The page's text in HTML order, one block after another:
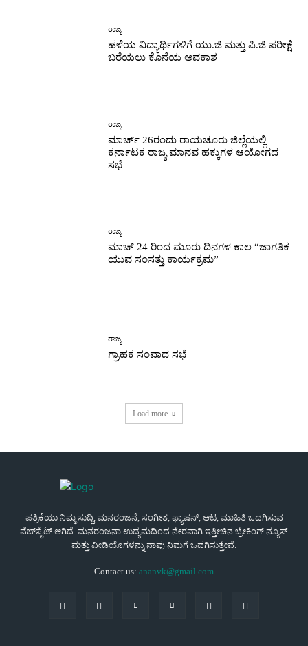
ರಾಜ್ಯ
ಹಳೆಯ ವಿದ್ಯಾರ್ಥಿಗಳಿಗೆ ಯು.ಜಿ ಮತ್ತು ಪಿ.ಜಿ ಪರೀಕ್ಷೆ
ಬರೆಯಲು ಕೊನೆಯ ಅವಕಾಶ
ರಾಜ್ಯ
ಮಾರ್ಚ್ 26ರಂದು ರಾಯಚೂರು ಜಿಲ್ಲೆಯಲ್ಲಿ
ಕರ್ನಾಟಕ ರಾಜ್ಯ ಮಾನವ ಹಕ್ಕುಗಳ ಆಯೋಗದ
ಸಭೆ
ರಾಜ್ಯ
ಮಾಚ್ 24 ರಿಂದ ಮೂರು ದಿನಗಳ ಕಾಲ “ಜಾಗತಿಕ
ಯುವ ಸಂಸತ್ತು ಕಾರ್ಯಕ್ರಮ”
ರಾಜ್ಯ
ಗ್ರಾಹಕ ಸಂವಾದ ಸಭೆ
Load more
ಪತ್ರಿಕೆಯು ನಿಮ್ಮ ಸುದ್ದಿ, ಮನರಂಜನೆ, ಸಂಗೀತ, ಫ್ಯಾಷನ್, ಆಟ, ಮಾಹಿತಿ ಒದಗಿಸುವ
ವೆಬ್‌ಸೈಟ್ ಆಗಿದೆ. ಮನರಂಜನಾ ಉದ್ಯಮದಿಂದ ನೇರವಾಗಿ ಇತ್ತೀಚಿನ ಬ್ರೇಕಿಂಗ್ ನ್ಯೂಸ್
ಮತ್ತು ವೀಡಿಯೊಗಳನ್ನು ನಾವು ನಿಮಗೆ ಒದಗಿಸುತ್ತೇವೆ.
Contact us: ananvk@gmail.com